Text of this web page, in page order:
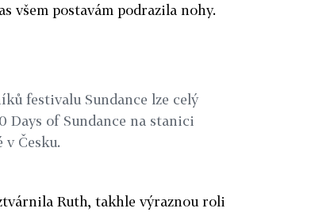
všem postavám podrazila nohy.
festivalu Sundance lze celý
Days of Sundance na stanici
v Česku.
Ruth, takhle výraznou roli